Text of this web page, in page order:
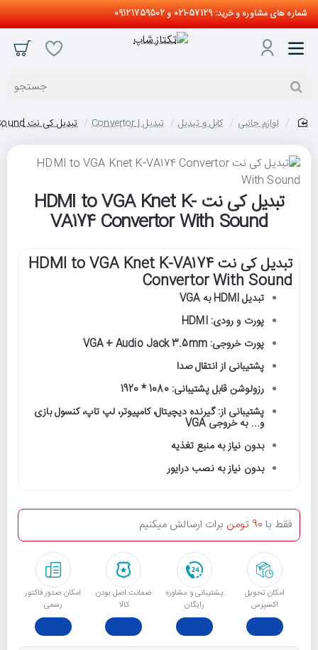
شماره های مشاوره و خرید: 57129-021 و 09121759502
جستجو
لوازم جانبی کابل و تبدیل تبدیل | Convertor تبدیل کی نت HDMI to VGA Knet K-VA174 Convertor With Sound
تبدیل کی نت HDMI to VGA Knet K-
VA174 Convertor With Sound
تبدیل کی نت HDMI to VGA Knet K-VA174
Convertor With Sound
تبدیل HDMI به VGA
پورت و رودی: HDMI
پورت خروجی: VGA + Audio Jack 3.5mm
پشتیبانی از انتقال صدا
رزولوشن قابل پشتیبانی: 1080 * 1920
پشتیبانی از: گیرنده دیچیتال، کامپیوتر، لپ تاپ، کنسول بازی
و... به خروجی VGA
بدون نیاز به منبع تغذیه
بدون نیاز به نصب درایور
امکان تحویل
اکسپرس
پشتیبانی و مشاوره
رایگان
ﺿﻤﺎﻧﺖ اﺻﻞ ﺑﻮدن
ﮐﺎﻟﺎ
امکان صدور فاکتور
رسمی
فقط با 90 تومن برات ارسالش میکنیم